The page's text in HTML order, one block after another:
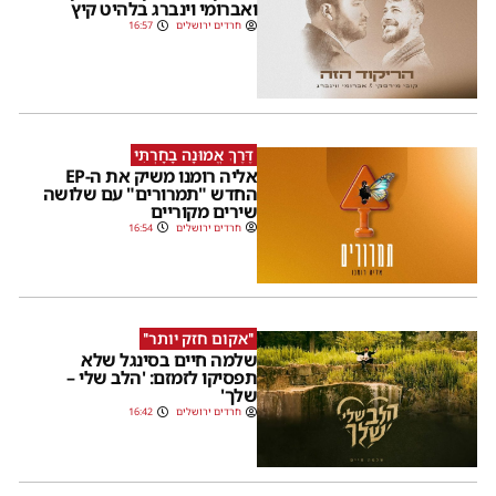
ואברומי וינברג בלהיט קיץ
חרדים ירושלים 16:57
דֶּרֶךְ אֱמוּנָה בָחָרְתִּי
אליה רומנו משיק את ה-EP
החדש "תמרורים" עם שלושה
שירים מקוריים
חרדים ירושלים 16:54
''אקום חזק יותר''
שלמה חיים בסינגל שלא
תפסיקו לזמזם: 'הלב שלי –
שלך'
חרדים ירושלים 16:42